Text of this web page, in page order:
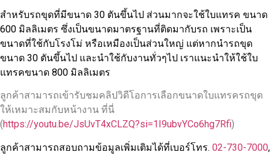
สำหรับรถขุดที่มีขนาด 30 ตันขึ้นไป ส่วนมากจะใช้ใบแทรค ขนาด
600 มิลลิเมตร ซึ่งเป็นขนาดมาตรฐานที่ติดมากับรถ เพราะเป็น
ขนาดที่ใช้กับโรงโม่ หรือเหมืองเป็นส่วนใหญ่ แต่หากนำรถขุด
ขนาด 30 ตันขึ้นไป และนำใช้กับงานทั่วๆไป เราแนะนำให้ใช้ใบ
แทรคขนาด 800 มิลลิเมตร
ลูกค้าสามารถเข้ารับชมคลิปวิดีโอการเลือกขนาดใบแทรครถขุด
ให้เหมาะสมกับหน้างาน ที่นี่
(https://youtu.be/JsUvT4xCLZQ?si=1I9ubvYCo6hg7Rfi)
ลูกค้าสามารถสอบถามข้อมูลเพิ่มเติมได้ที่เบอร์โทร. 02-730-7000,